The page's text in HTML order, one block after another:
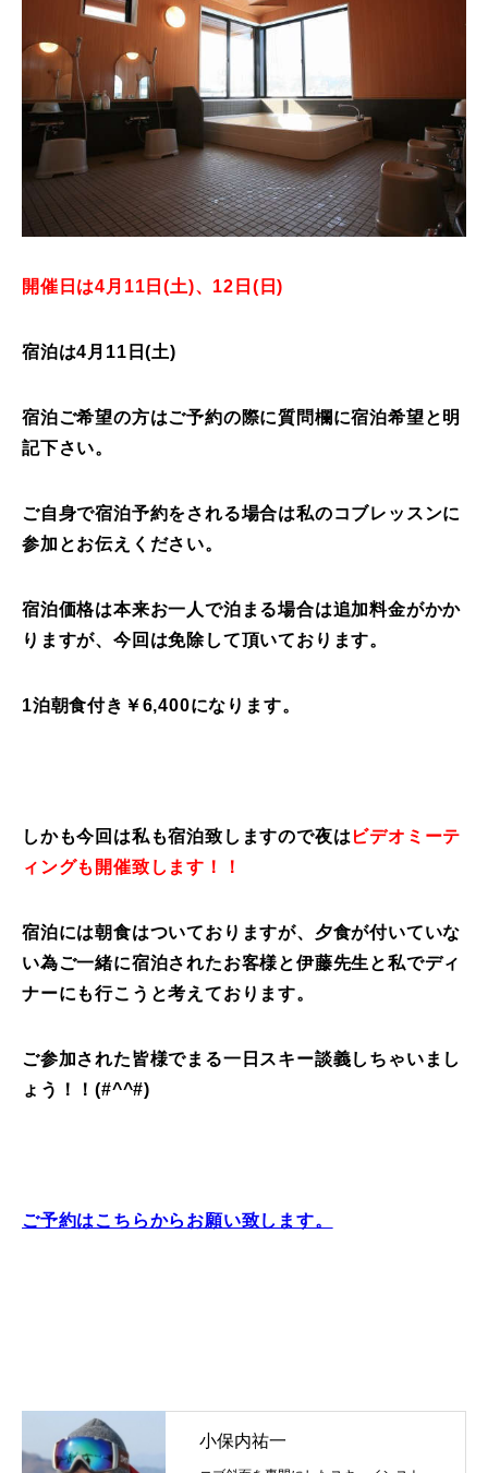
常時メルマガ
お問合せ 特定商取引法に基づく表記 プライバシーポリシー 会社
開催日は4月11日(土)、12日(日)
宿泊は4月11日(土)
宿泊ご希望の方はご予約の際に質問欄に宿泊希望と明
記下さい。
ご自身で宿泊予約をされる場合は私のコブレッスンに
参加とお伝えください。
宿泊価格は本来お一人で泊まる場合は追加料金がかか
りますが、今回は免除して頂いております。
1泊朝食付き￥6,400になります。
しかも今回は私も宿泊致しますので夜は ビデオミーテ
ィングも開催致します！！
宿泊には朝食はついておりますが、夕食が付いていな
い為ご一緒に宿泊されたお客様と伊藤先生と私でディ
ナーにも行こうと考えております。
ご参加された皆様でまる一日スキー談義しちゃいまし
ょう！！(#^^#)
ご予約はこちらからお願い致します。
小保内祐一